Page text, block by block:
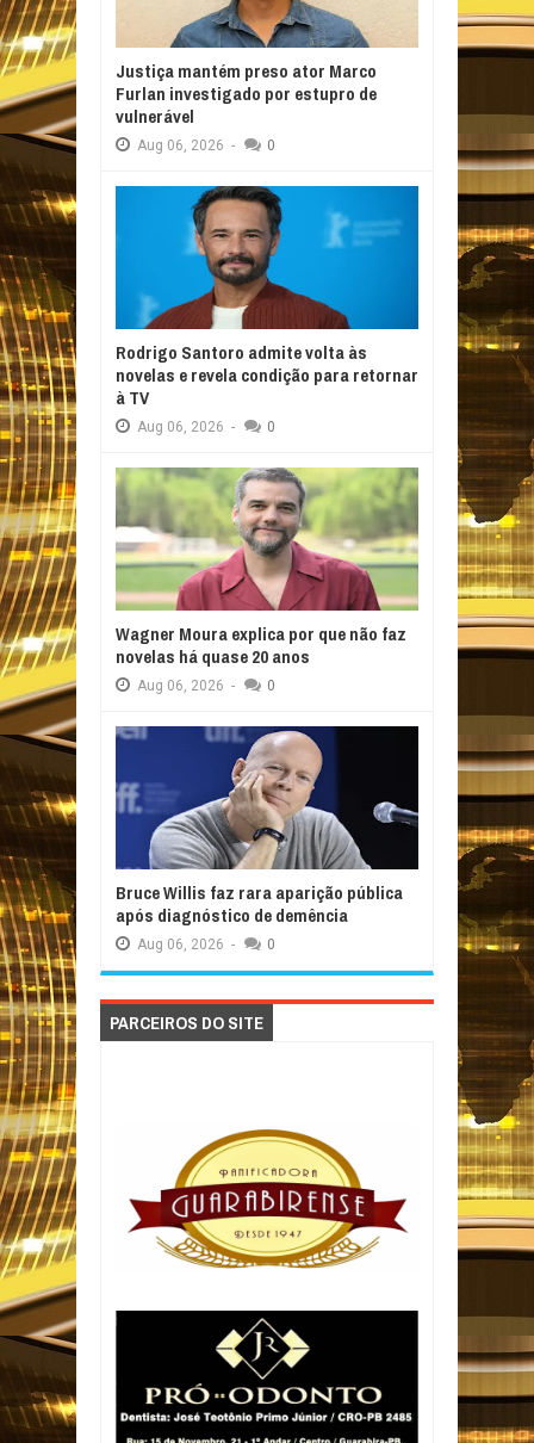
Justiça mantém preso ator Marco
Furlan investigado por estupro de
vulnerável
Aug 06, 2026 - 0
Rodrigo Santoro admite volta às
novelas e revela condição para retornar
à TV
Aug 06, 2026 - 0
Wagner Moura explica por que não faz
novelas há quase 20 anos
Aug 06, 2026 - 0
Bruce Willis faz rara aparição pública
após diagnóstico de demência
Aug 06, 2026 - 0
PARCEIROS DO SITE